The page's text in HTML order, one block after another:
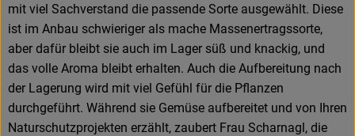
mit viel Sachverstand die passende Sorte ausgewählt. Diese
ist im Anbau schwieriger als mache Massenertragssorte,
aber dafür bleibt sie auch im Lager süß und knackig, und
das volle Aroma bleibt erhalten. Auch die Aufbereitung nach
der Lagerung wird mit viel Gefühl für die Pflanzen
durchgeführt. Während sie Gemüse aufbereitet und von Ihren
Naturschutzprojekten erzählt, zaubert Frau Scharnagl, die